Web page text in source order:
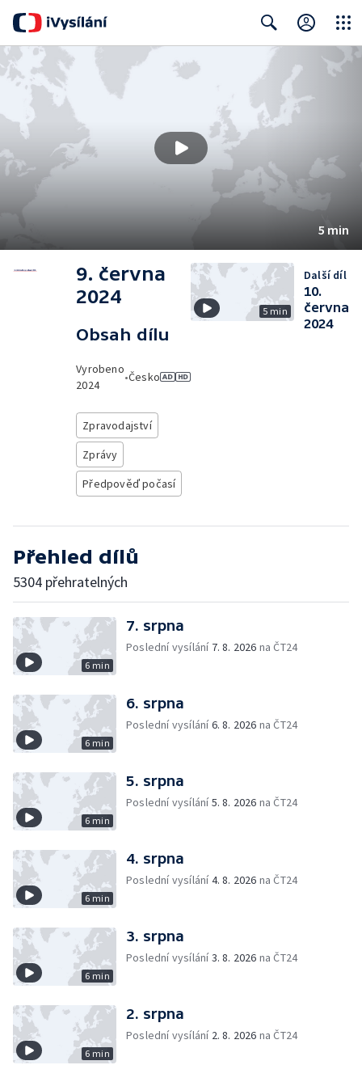
Search
5 min
9. června
2024
Obsah dílu
Vyrobeno
2024
•Česko
Zpravodajství
Zprávy
Předpověď počasí
5 min
Další díl
10.
června
2024
Přehled dílů
5304 přehratelných
6 min
7. srpna
Poslední vysílání 7. 8. 2026 na ČT24
6 min
6. srpna
Poslední vysílání6. 8. 2026 na ČT24
6 min
5. srpna
Poslední vysílání5. 8. 2026 na ČT24
6 min
4. srpna
Poslední vysílání4. 8. 2026 na ČT24
6 min
3. srpna
Poslední vysílání3. 8. 2026 na ČT24
6 min
2. srpna
Poslední vysílání 2. 8. 2026 na ČT24